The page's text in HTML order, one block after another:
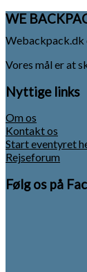
WE
Webackpack.dk
Vores mål er at
Nyttige links
Om os
Kontakt os
Start eventyret
Rejseforum
Følg os på